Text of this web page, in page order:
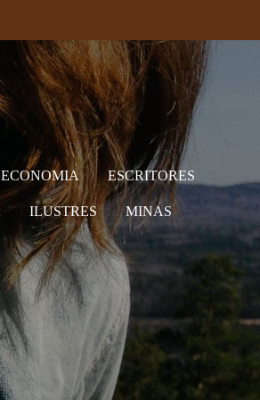
ECONOMIA ESCRITORES
ILUSTRES MINAS